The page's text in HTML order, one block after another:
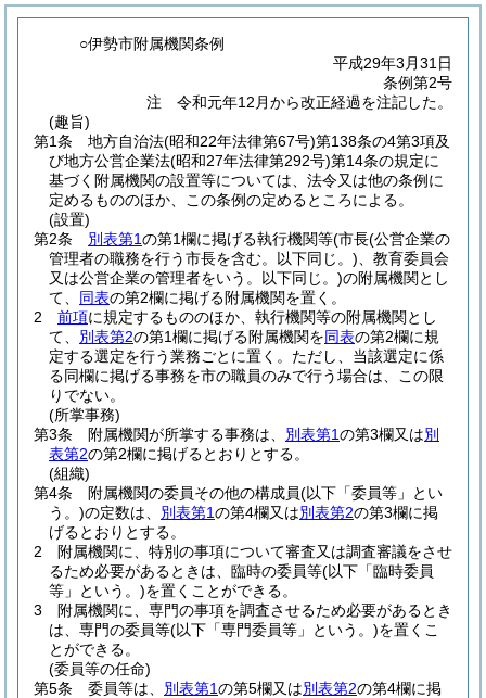
○伊勢市附属機関条例
平成29年3月31日
条例第2号
注 令和元年12月から改正経過を注記した。
(趣旨)
第1条
地方自治法(昭和22年法律第67号)第138条の4第3項及
び地方公営企業法(昭和27年法律第292号)第14条の規定に
基づく附属機関の設置等については、法令又は他の条例に
定めるもののほか、この条例の定めるところによる。
(設置)
第2条
別表第1の第1欄に掲げる執行機関等(市長(公営企業の
管理者の職務を行う市長を含む。以下同じ。) 、教育委員会
又は公営企業の管理者をいう。以下同じ。)の附属機関とし
て、 同表の第2欄に掲げる附属機関を置く。
2
前項に規定するもののほか、執行機関等の附属機関とし
て、 別表第2の第1欄に掲げる附属機関を同表の第2欄に規
定する選定を行う業務ごとに置く。 ただし、当該選定に係
る同欄に掲げる事務を市の職員のみで行う場合は、この限
りでない。
(所掌事務)
第3条
附属機関が所掌する事務は、 別表第1の第3欄又は別
表第2の第2欄に掲げるとおりとする。
(組織)
第4条
附属機関の委員その他の構成員(以下「委員等」とい
う。)の定数は、 別表第1の第4欄又は別表第2の第3欄に掲
げるとおりとする。
2
附属機関に、特別の事項について審査又は調査審議をさせ
るため必要があるときは、臨時の委員等(以下「臨時委員
等」という。)を置くことができる。
3
附属機関に、専門の事項を調査させるため必要があるとき
は、専門の委員等(以下「専門委員等」という。)を置くこ
とができる。
(委員等の任命)
第5条
委員等は、 別表第1の第5欄又は別表第2の第4欄に掲